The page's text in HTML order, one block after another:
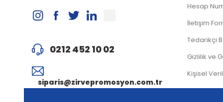
0212 452 10 02
siparis@zirvepromosyon.com.tr
Hesap
İletişim
Tedarikçi
Gizlilik ve
Kişisel